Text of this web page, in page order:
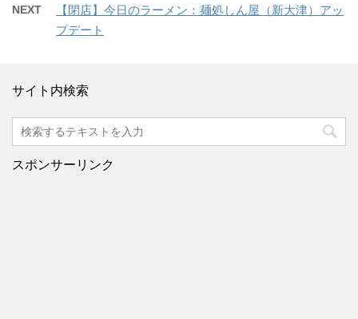
NEXT
【閉店】今日のラーメン：麺処しん屋（新大津）アッ
プデート
サイト内検索
スポンサーリンク